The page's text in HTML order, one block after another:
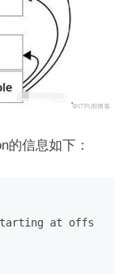
的信息如下：
at offs